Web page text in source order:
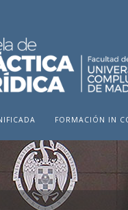
FORMACIÓN IN